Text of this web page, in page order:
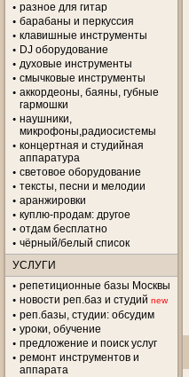
разное для гитар
барабаны и перкуссия
клавишные инструменты
DJ оборудование
духовые инструменты
смычковые инструменты
аккордеоны, баяны, губные
гармошки
наушники,
микрофоны,радиосистемы
концертная и студийная
аппаратура
световое оборудование
тексты, песни и мелодии
аранжировки
куплю-продам: другое
отдам бесплатно
чёрный/белый список
УСЛУГИ
репетиционные базы Москвы
новости реп.баз и студий new
реп.базы, студии: обсудим
уроки, обучение
предложение и поиск услуг
ремонт инструментов и
аппарата